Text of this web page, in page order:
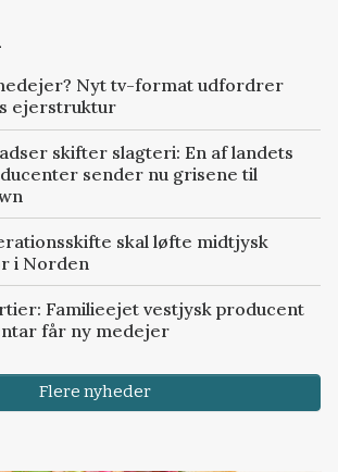
Nyt tv-format udfordrer
ejerstruktur
skifter slagteri: En af landets
sender nu grisene til
skal løfte midtjysk
i Norden
Familieejet vestjysk producent
får ny medejer
Flere nyheder